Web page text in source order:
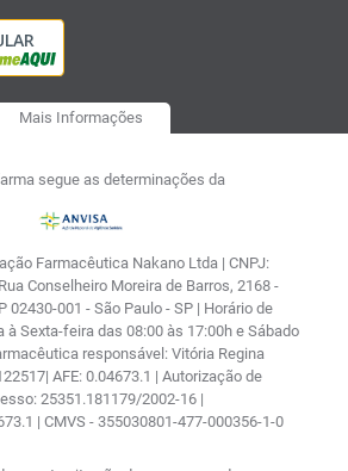
Mais Informações
segue as determinações da
Farmacêutica Nakano Ltda | CNPJ:
Conselheiro Moreira de Barros, 2168 -
02430-001 - São Paulo - SP | Horário de
à Sexta-feira das 08:00 às 17:00h e Sábado
responsável: Vitória Regina
AFE: 0.04673.1 | Autorização de
25351.181179/2002-16 |
| CMVS - 355030801-477-000356-1-0